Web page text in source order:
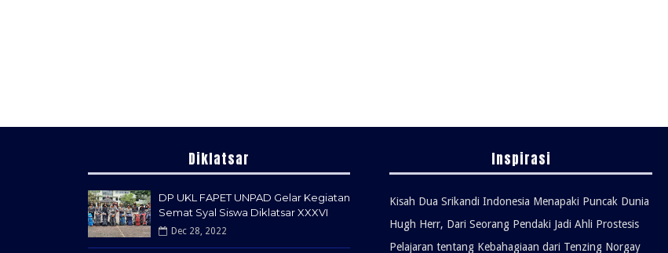
Diklatsar
DP UKL FAPET UNPAD Gelar Kegiatan
Semat Syal Siswa Diklatsar XXXVI
Dec 28, 2022
Inspirasi
Kisah Dua Srikandi Indonesia Menapaki Puncak Dunia
Hugh Herr, Dari Seorang Pendaki Jadi Ahli Prostesis
Pelajaran tentang Kebahagiaan dari Tenzing Norgay